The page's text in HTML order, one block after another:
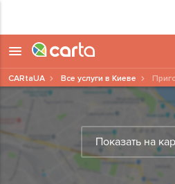
Показать на
CARtaUA Все услуги в Киеве